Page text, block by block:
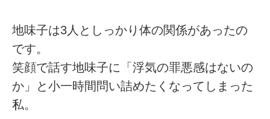
地味子は3人としっかり体の関係があったの
です。
笑顔で話す地味子に「浮気の罪悪感はないの
か」と小一時間問い詰めたくなってしまった
私。